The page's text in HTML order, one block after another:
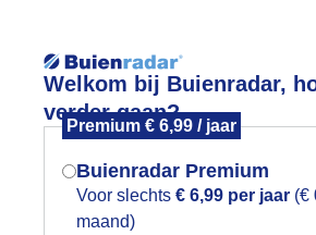
Welkom bij Buienradar,
verder gaan?
Premium € 6,99 / jaar
Buienradar Premium
Voor slechts € 6,99 per jaar (€
maand)
Foto en video